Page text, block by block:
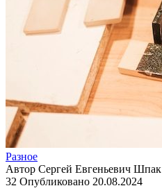
Разное
Автор Сергей Евгеньевич Шпак
32 Опубликовано 20.08.2024